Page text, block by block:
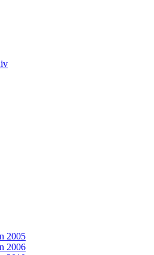
2005
2006